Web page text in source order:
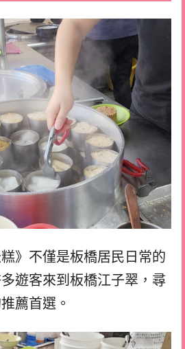
糕》不僅是板橋居民日常的
遊客來到板橋江子翠，尋
薦首選。